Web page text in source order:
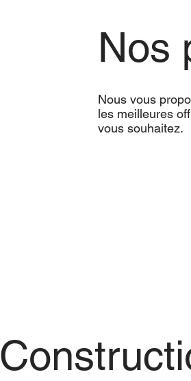
Sveji Dried mint spice
Frozen Chicken
Ovenable paper bowl
Nos
Nous vous
les meilleures
vous souhaitez.